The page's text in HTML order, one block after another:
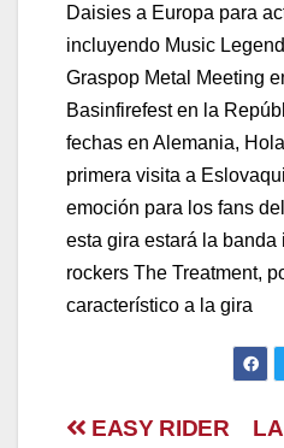
Daisies a Europa para
incluyendo Music
Graspop Metal Meeting
Basinfirefest en la
fechas en Alemania,
primera visita a
emoción para los fans
esta gira estará la banda
rockers The Treatment,
característico a la gira
Navegación
EASY RIDER